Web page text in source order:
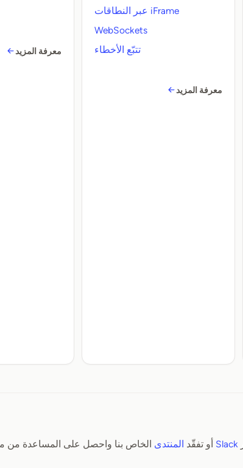
iFrame عبر النطاقات
WebSockets
تتبّع الأخطاء
معرفة المزيد
معرفة المزيد
Slack أو تفقّد المنتدى الخاص بنا واحصل على المساعدة من